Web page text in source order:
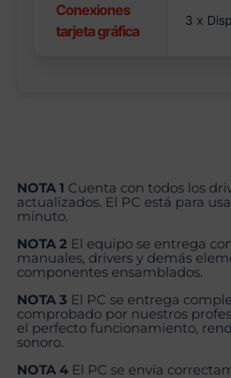
Conexiones
tarjeta gráfica
3 x
NOTA 1 Cuenta con todos los
actualizados. El PC está para
minuto.
NOTA 2 El equipo se entrega
manuales, drivers y demás
componentes ensamblados.
NOTA 3 El PC se entrega
comprobado por nuestros
el perfecto funcionamiento,
sonoro.
NOTA 4 El PC se envía